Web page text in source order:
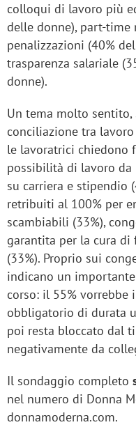
colloqui di lavoro più
delle donne), part-time
penalizzazioni (40%
trasparenza salariale
donne).
Un tema molto
conciliazione tra
le lavoratrici chiedono
possibilità di lavoro
su carriera e stipendio
retribuiti al 100% per
scambiabili (33%),
garantita per la cura
(33%). Proprio sui
indicano un
corso: il 55%
obbligatorio di durata
poi resta bloccato dal
negativamente da
Il sondaggio completo
nel numero di Donna
donnamoderna.com.